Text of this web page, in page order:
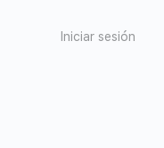
Iniciar sesión